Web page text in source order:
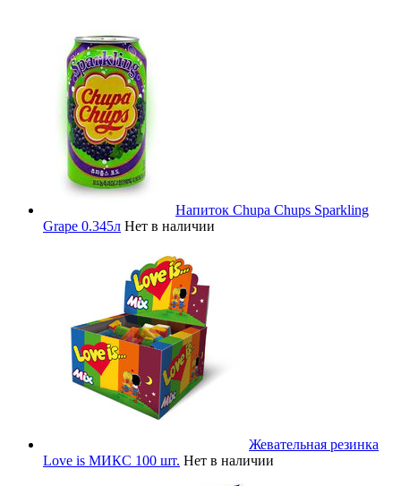
Напиток Chupa Chups Sparkling
Grape 0.345л Нет в наличии
Жевательная резинка
Love is МИКС 100 шт. Нет в наличии